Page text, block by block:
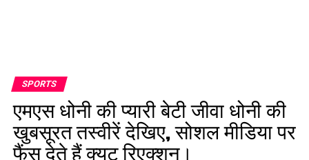
SPORTS
एमएस धोनी की प्यारी बेटी जीवा धोनी की
खुबसूरत तस्वीरें देखिए, सोशल मीडिया पर
फैंस देते हैं क्यूट रिएक्शन।